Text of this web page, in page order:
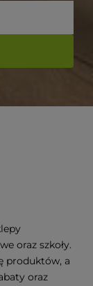
oraz szkoły.
produktów, a
oraz